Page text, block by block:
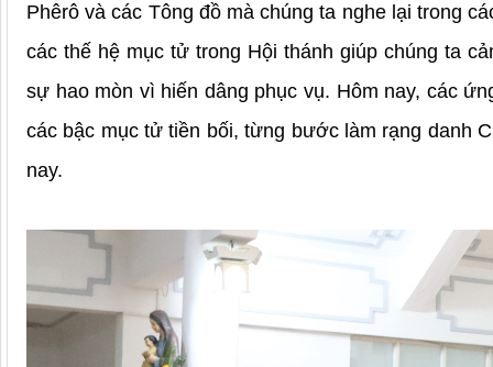
Phêrô và các Tông đồ mà chúng ta nghe lại trong
các thế hệ mục tử trong Hội thánh giúp chúng ta
sự hao mòn vì hiến dâng phục vụ. Hôm nay, các
các bậc mục tử tiền bối, từng bước làm rạng danh
nay.